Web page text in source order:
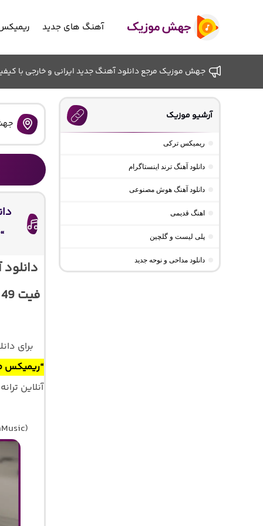
آهنگ های جدید
جهش موزیک مرجع دانلود آهنگ جدید ایرانی و خارجی با
برای
“ریمیکس
آرشیو موزیک
ریمیکس ترکی
دانلود آهنگ ترند اینستاگرام
دانلود آهنگ هوش مصنوعی
اهنگ قدیمی
پلی لیست و گلچین
دانلود مداحی و نوحه جدید